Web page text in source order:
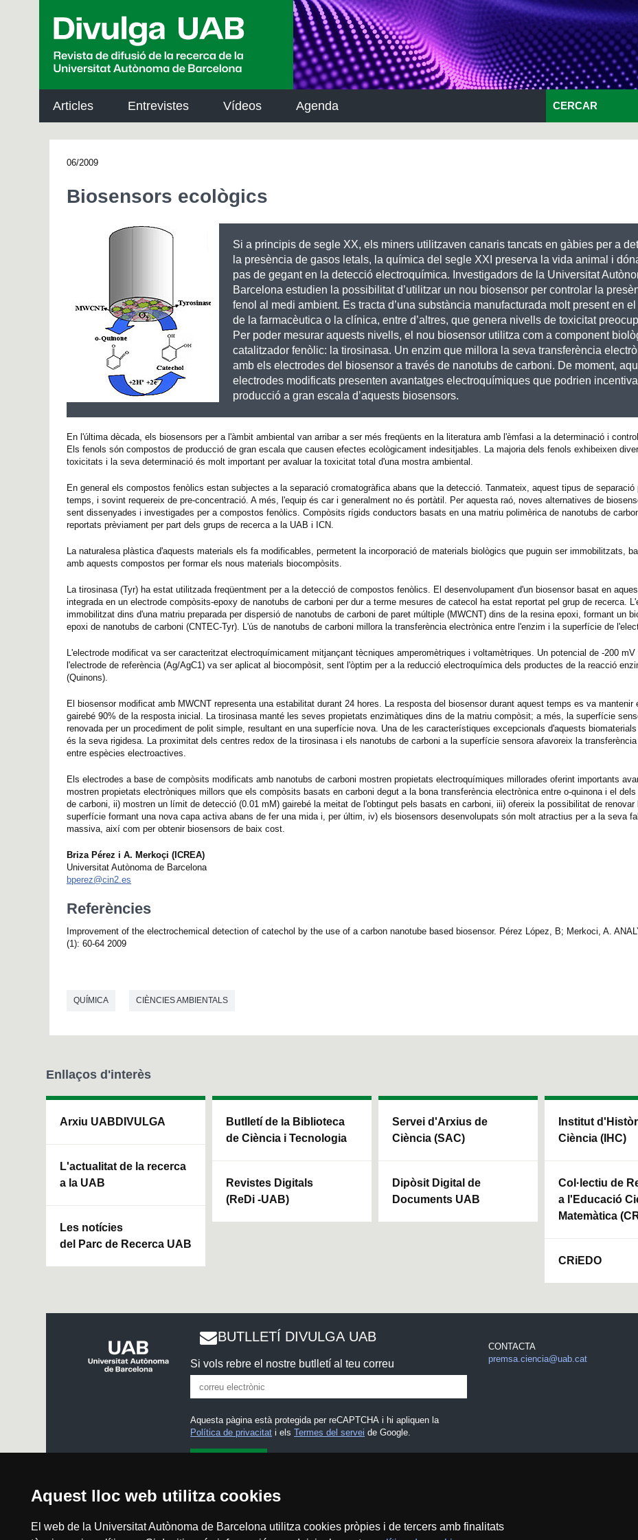
Aquest lloc web utilitza cookies
El web de la Universitat Autònoma de Barcelona utilitza cookies pròpies i de tercers amb finalitats
Articles Entrevistes Vídeos Agenda CERCAR
06/2009
Biosensors ecològics
Si a principis de segle XX, els miners utilitzaven canaris tancats en gàbies per a
la presència de gasos letals, la química del segle XXI preserva la vida animal i
pas de gegant en la detecció electroquímica. Investigadors de la Universitat
Barcelona estudien la possibilitat d’utilitzar un nou biosensor per controlar la
fenol al medi ambient. Es tracta d’una substància manufacturada molt present en
de la farmacèutica o la clínica, entre d’altres, que genera nivells de toxicitat
Per poder mesurar aquests nivells, el nou biosensor utilitza com a component
catalitzador fenòlic: la tirosinasa. Un enzim que millora la seva transferència
amb els electrodes del biosensor a través de nanotubs de carboni. De moment,
electrodes modificats presenten avantatges electroquímiques que podrien
producció a gran escala d’aquests biosensors.
En l'última dècada, els biosensors per a l'àmbit ambiental van arribar a ser més freqüents en la literatura amb l'èmfasi a la determinació i
Els fenols són compostos de producció de gran escala que causen efectes ecològicament indesitjables. La majoria dels fenols exhibeixen
toxicitats i la seva determinació és molt important per avaluar la toxicitat total d'una mostra ambiental.
En general els compostos fenòlics estan subjectes a la separació cromatogràfica abans que la detecció. Tanmateix, aquest tipus de separació
temps, i sovint requereix de pre-concentració. A més, l'equip és car i generalment no és portàtil. Per aquesta raó, noves alternatives de
sent dissenyades i investigades per a compostos fenòlics. Compòsits rígids conductors basats en una matriu polimèrica de nanotubs de
reportats prèviament per part dels grups de recerca a la UAB i ICN.
La naturalesa plàstica d'aquests materials els fa modificables, permetent la incorporació de materials biològics que puguin ser immobilitzats,
amb aquests compostos per formar els nous materials biocompòsits.
La tirosinasa (Tyr) ha estat utilitzada freqüentment per a la detecció de compostos fenòlics. El desenvolupament d'un biosensor basat en
integrada en un electrode compòsits-epoxy de nanotubs de carboni per dur a terme mesures de catecol ha estat reportat pel grup de recerca.
immobilitzat dins d'una matriu preparada per dispersió de nanotubs de carboni de paret múltiple (MWCNT) dins de la resina epoxi, formant un
epoxi de nanotubs de carboni (CNTEC-Tyr). L'ús de nanotubs de carboni millora la transferència electrònica entre l'enzim i la superfície de
L'electrode modificat va ser caracteritzat electroquímicament mitjançant tècniques amperomètriques i voltamètriques. Un potencial de -200 mV
l'electrode de referència (Ag/AgC1) va ser aplicat al biocompòsit, sent l'òptim per a la reducció electroquímica dels productes de la reacció
(Quinons).
El biosensor modificat amb MWCNT representa una estabilitat durant 24 hores. La resposta del biosensor durant aquest temps es va mantenir
gairebé 90% de la resposta inicial. La tirosinasa manté les seves propietats enzimàtiques dins de la matriu compòsit; a més, la superfície
renovada per un procediment de polit simple, resultant en una superfície nova. Una de les característiques excepcionals d'aquests
és la seva rigidesa. La proximitat dels centres redox de la tirosinasa i els nanotubs de carboni a la superfície sensora afavoreix la transferència
entre espècies electroactives.
Els electrodes a base de compòsits modificats amb nanotubs de carboni mostren propietats electroquímiques millorades oferint importants
mostren propietats electròniques millors que els compòsits basats en carboni degut a la bona transferència electrònica entre o-quinona i el dels
de carboni, ii) mostren un límit de detecció (0.01 mM) gairebé la meitat de l'obtingut pels basats en carboni, iii) ofereix la possibilitat de renovar
superfície formant una nova capa activa abans de fer una mida i, per últim, iv) els biosensors desenvolupats són molt atractius per a la seva
massiva, així com per obtenir biosensors de baix cost.
Briza Pérez i A. Merkoçi (ICREA)
Universitat Autònoma de Barcelona
bperez@cin2.es
Referències
Improvement of the electrochemical detection of catechol by the use of a carbon nanotube based biosensor. Pérez López, B; Merkoci, A.
(1): 60-64 2009
QUÍMICA CIÈNCIES AMBIENTALS
Enllaços d'interès
Arxiu UABDIVULGA
L'actualitat de la recerca
a la UAB
Les notícies
del Parc de Recerca UAB
Butlletí de la Biblioteca
de Ciència i Tecnologia
Revistes Digitals
(ReDi -UAB)
Servei d'Arxius de
Ciència (SAC)
Dipòsit Digital de
Documents UAB
Institut
Ciència (IHC)
Col·lectiu de
a l'Educació
Matemàtica
CRiEDO
BUTLLETÍ DIVULGA UAB
Si vols rebre el nostre butlletí al teu correu
Aquesta pàgina està protegida per reCAPTCHA i hi apliquen la
Política de privacitat i elsTermes del servei de Google.
He llegit i accepto l'
CONTACTA
premsa.ciencia@uab.cat